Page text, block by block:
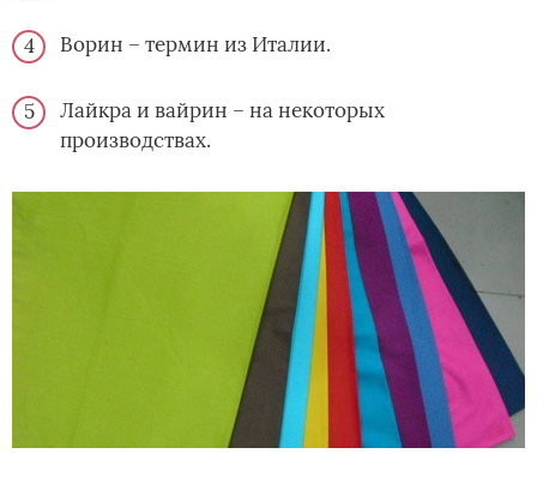
Ворин – термин из Италии.
Лайкра и вайрин – на некоторых
производствах.